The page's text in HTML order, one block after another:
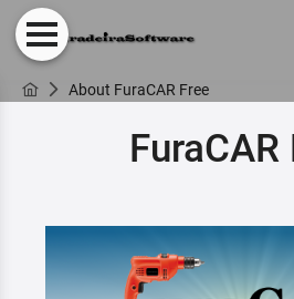
About FuraCAR Free
FuraCAR